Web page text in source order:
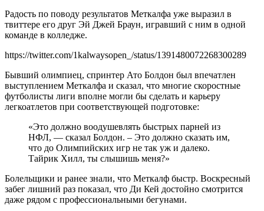
Радость по поводу результатов Меткалфа уже выразил в
твиттере его друг Эй Джей Браун, игравший с ним в одной
команде в колледже.
https://twitter.com/1kalwaysopen_/status/1391480072268300289
Бывший олимпиец, спринтер Ато Болдон был впечатлен
выступлением Меткалфа и сказал, что многие скоростные
футболисты лиги вполне могли бы сделать и карьеру
легкоатлетов при соответствующей подготовке:
«Это должно воодушевлять быстрых парней из
НФЛ, — сказал Болдон. – Это должно сказать им,
что до Олимпийских игр не так уж и далеко.
Тайрик Хилл, ты слышишь меня?»
Болельщики и ранее знали, что Меткалф быстр. Воскресный
забег лишний раз показал, что Ди Кей достойно смотрится
даже рядом с профессиональными бегунами.